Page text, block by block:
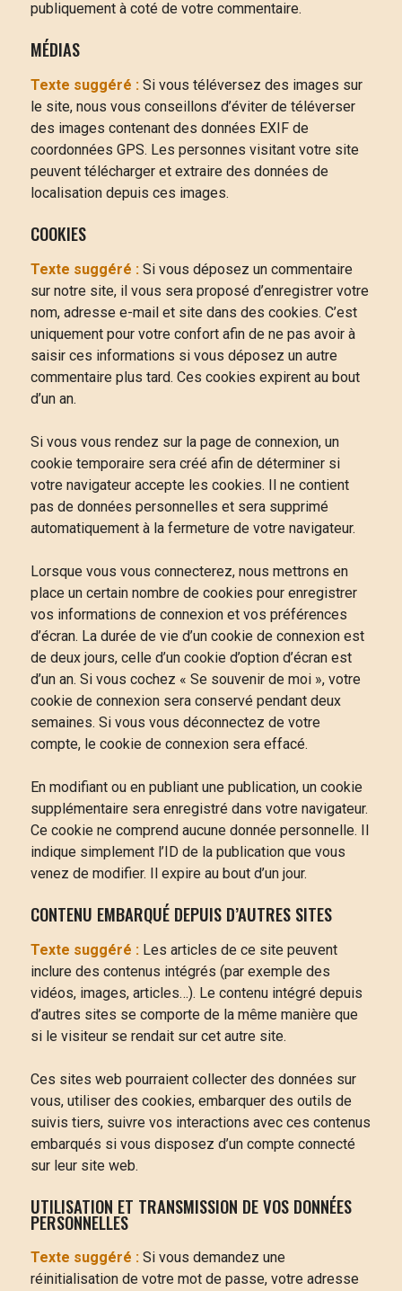
publiquement à coté de votre commentaire.
MÉDIAS
Texte suggéré : Si vous téléversez des images sur
le site, nous vous conseillons d’éviter de téléverser
des images contenant des données EXIF de
coordonnées GPS. Les personnes visitant votre site
peuvent télécharger et extraire des données de
localisation depuis ces images.
COOKIES
Texte suggéré : Si vous déposez un commentaire
sur notre site, il vous sera proposé d’enregistrer votre
nom, adresse e-mail et site dans des cookies. C’est
uniquement pour votre confort afin de ne pas avoir à
saisir ces informations si vous déposez un autre
commentaire plus tard. Ces cookies expirent au bout
d’un an.
Si vous vous rendez sur la page de connexion, un
cookie temporaire sera créé afin de déterminer si
votre navigateur accepte les cookies. Il ne contient
pas de données personnelles et sera supprimé
automatiquement à la fermeture de votre navigateur.
Lorsque vous vous connecterez, nous mettrons en
place un certain nombre de cookies pour enregistrer
vos informations de connexion et vos préférences
d’écran. La durée de vie d’un cookie de connexion est
de deux jours, celle d’un cookie d’option d’écran est
d’un an. Si vous cochez « Se souvenir de moi », votre
cookie de connexion sera conservé pendant deux
semaines. Si vous vous déconnectez de votre
compte, le cookie de connexion sera effacé.
En modifiant ou en publiant une publication, un cookie
supplémentaire sera enregistré dans votre navigateur.
Ce cookie ne comprend aucune donnée personnelle. Il
indique simplement l’ID de la publication que vous
venez de modifier. Il expire au bout d’un jour.
CONTENU EMBARQUÉ DEPUIS D’AUTRES SITES
Texte suggéré : Les articles de ce site peuvent
inclure des contenus intégrés (par exemple des
vidéos, images, articles…). Le contenu intégré depuis
d’autres sites se comporte de la même manière que
si le visiteur se rendait sur cet autre site.
Ces sites web pourraient collecter des données sur
vous, utiliser des cookies, embarquer des outils de
suivis tiers, suivre vos interactions avec ces contenus
embarqués si vous disposez d’un compte connecté
sur leur site web.
UTILISATION ET TRANSMISSION DE VOS DONNÉES
PERSONNELLES
Texte suggéré : Si vous demandez une
réinitialisation de votre mot de passe, votre adresse